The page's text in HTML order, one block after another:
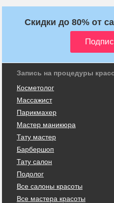
Скидки до 80% от
Запись на процедуры
Косметолог
Массажист
Парикмахер
Мастер маникюра
Тату мастер
Барбершоп
Тату салон
Подолог
Все салоны красоты
Все мастера красоты